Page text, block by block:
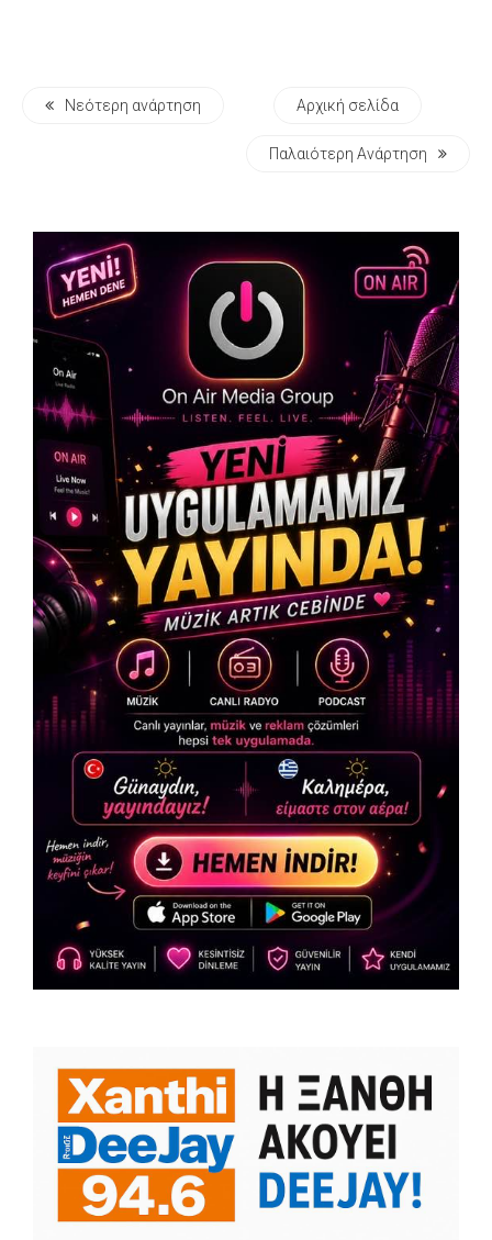
Νεότερη ανάρτηση Αρχική σελίδα
Παλαιότερη Ανάρτηση